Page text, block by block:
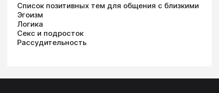
Список позитивных тем для общения с близкими
Эгоизм
Логика
Секс и подросток
Рассудительность